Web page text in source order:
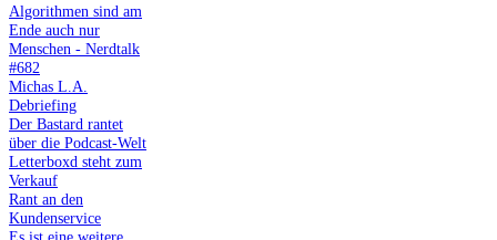
Algorithmen sind am
Ende auch nur
Menschen - Nerdtalk
#682
Michas L.A.
Debriefing
Der Bastard rantet
über die Podcast-Welt
Letterboxd steht zum
Verkauf
Rant an den
Kundenservice